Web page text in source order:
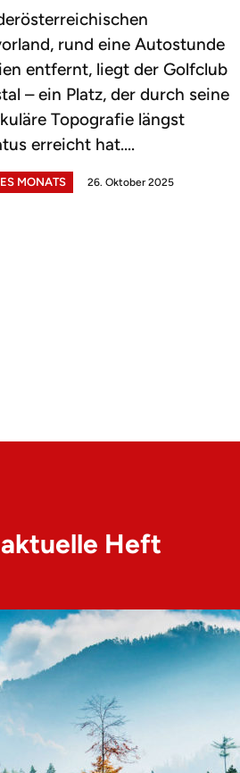
rund eine Autostunde
entfernt, liegt der Golfclub
– ein Platz, der durch seine
Topografie längst
erreicht hat....
MONATS 26. Oktober 2025
aktuelle Heft